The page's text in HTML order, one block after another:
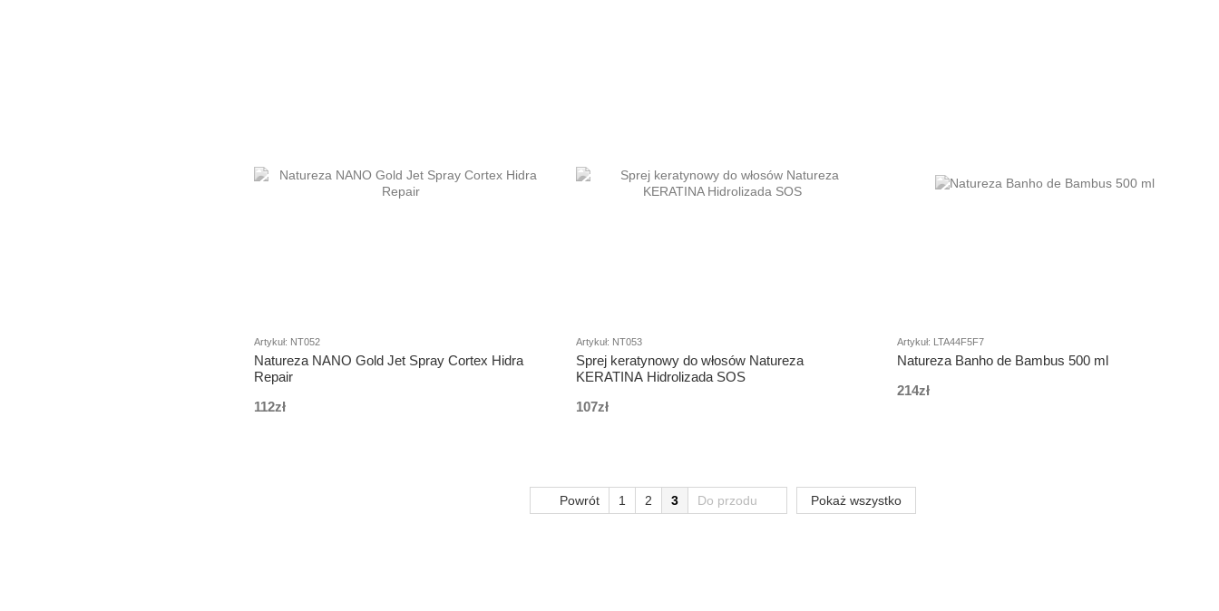
Artykuł: NT052
Natureza NANO Gold Jet Spray Cortex Hidra
Repair
112zł
Artykuł: NT053
Sprej keratynowy do włosów Natureza
KERATINA Hidrolizada SOS
107zł
Artykuł: LTA44F5F7
Natureza Banho de Bambus 500 ml
214zł
Powrót 1 2 3 Do przodu Pokaż wszystko